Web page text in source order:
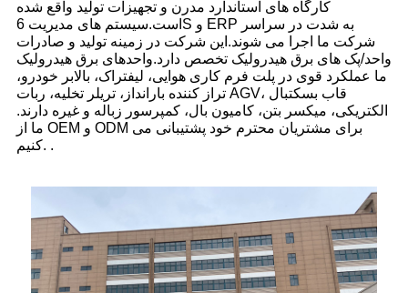
کارگاه های استاندارد مدرن و تجهیزات تولید واقع شده
است.سیستم های مدیریت 6S و ERP به شدت در سراسر
شرکت ما اجرا می شوند.این شرکت در زمینه تولید و صادرات
واحد/پک های برق هیدرولیک تخصص دارد.واحدهای برق هیدرولیک
ما عملکرد قوی در پلت فرم کاری هوایی، لیفتراک، بالابر خودرو،
تراز کننده بارانداز، تریلر تخلیه، ربات AGV، قاب بسکتبال
الکتریکی، میکسر بتن، کامیون بال، کمپرسور زباله و غیره دارند.
ما از OEM و ODM برای مشتریان محترم خود پشتیبانی می
کنیم. .